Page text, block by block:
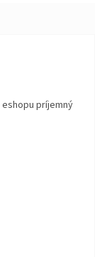
eshopu príjemný